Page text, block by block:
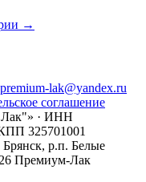
→
premium-lak@yandex.ru
соглашение
Лак"» · ИНН
325701001
р.п. Белые
Премиум-Лак